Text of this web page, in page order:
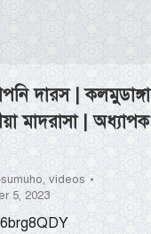
দারস | কলমুডাঙ্গা
মাদরাসা | অধ্যাপক
,videos
5, 2023